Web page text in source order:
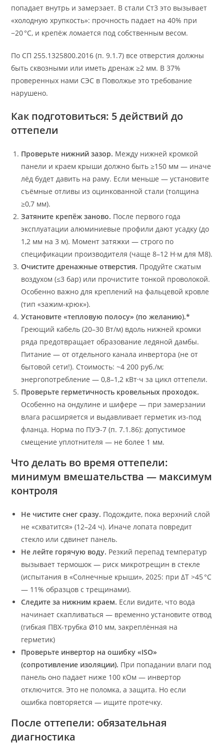
попадает внутрь и замерзает. В стали Ст3 это вызывает
«холодную хрупкость»: прочность падает на 40% при
−20 °C, и крепёж ломается под собственным весом.
По СП 255.1325800.2016 (п. 9.1.7) все отверстия должны
быть сквозными или иметь дренаж ≥2 мм. В 37%
проверенных нами СЭС в Поволжье это требование
нарушено.
Как подготовиться: 5 действий до
оттепели
Проверьте нижний зазор. Между нижней кромкой
панели и краем крыши должно быть ≥150 мм — иначе
лёд будет давить на раму. Если меньше — установите
съёмные отливы из оцинкованной стали (толщина
≥0,7 мм).
Затяните крепёж заново. После первого года
эксплуатации алюминиевые профили дают усадку (до
1,2 мм на 3 м). Момент затяжки — строго по
спецификации производителя (чаще 8–12 Н·м для M8).
Очистите дренажные отверстия. Продуйте сжатым
воздухом (≤3 бар) или прочистите тонкой проволокой.
Особенно важно для креплений на фальцевой кровле
(тип «зажим-крюк»).
Установите «тепловую полосу» (по желанию).*
Греющий кабель (20–30 Вт/м) вдоль нижней кромки
ряда предотвращает образование ледяной дамбы.
Питание — от отдельного канала инвертора (не от
бытовой сети!). Стоимость: ~4 200 руб./м;
энергопотребление — 0,8–1,2 кВт·ч за цикл оттепели.
Проверьте герметичность кровельных проходок.
Особенно на ондулине и шифере — при замерзании
влага расширяется и выдавливает герметик из-под
фланца. Норма по ПУЭ-7 (п. 7.1.86): допустимое
смещение уплотнителя — не более 1 мм.
Что делать во время оттепели:
минимум вмешательства — максимум
контроля
Не чистите снег сразу. Подождите, пока верхний слой
не «схватится» (12–24 ч). Иначе лопата повредит
стекло или сдвинет панель.
Не лейте горячую воду. Резкий перепад температур
вызывает термошок — риск микротрещин в стекле
(испытания в «Солнечные крыши», 2025: при ΔT >45 °C
— 11% образцов с трещинами).
Следите за нижним краем. Если видите, что вода
начинает скапливаться — временно установите отвод
(гибкая ПВХ-трубка Ø10 мм, закреплённая на
герметик)
Проверьте инвертор на ошибку «ISO»
(сопротивление изоляции). При попадании влаги под
панель оно падает ниже 100 кОм — инвертор
отключится. Это не поломка, а защита. Но если
ошибка повторяется — ищите протечку.
После оттепели: обязательная
диагностика